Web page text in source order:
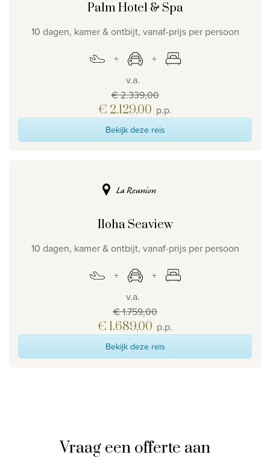
Palm Hotel & Spa
10 dagen, kamer & ontbijt, vanaf-prijs per persoon
v.a.
€ 2.339,00
€ 2.129,00 p.p.
Bekijk deze reis
La Reunion
Iloha Seaview
10 dagen, kamer & ontbijt, vanaf-prijs per persoon
v.a.
€ 1.759,00
€ 1.689,00 p.p.
Bekijk deze reis
Vraag een offerte aan